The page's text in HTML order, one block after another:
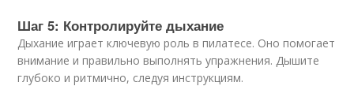
Шаг 5: Контролируйте дыхание
Дыхание играет ключевую роль в пилатесе. Оно помогает
внимание и правильно выполнять упражнения. Дышите
глубоко и ритмично, следуя инструкциям.